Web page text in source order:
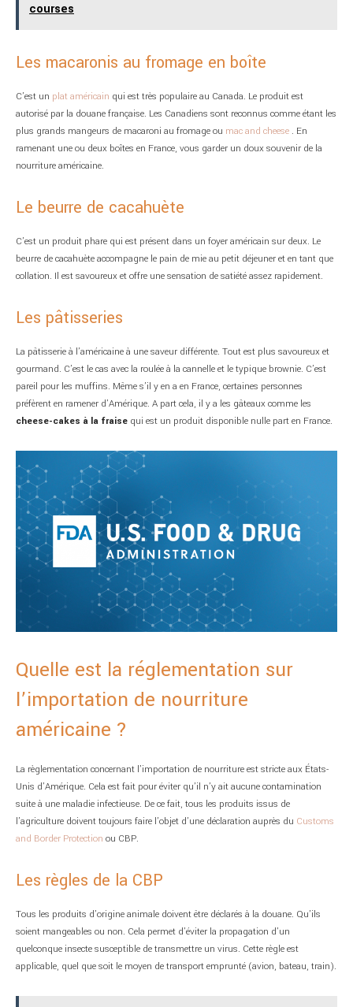
courses
Les macaronis au fromage en boîte
C’est un plat américain qui est très populaire au Canada. Le produit est
autorisé par la douane française. Les Canadiens sont reconnus comme étant les
plus grands mangeurs de macaroni au fromage ou mac and cheese . En
ramenant une ou deux boîtes en France, vous garder un doux souvenir de la
nourriture américaine.
Le beurre de cacahuète
C’est un produit phare qui est présent dans un foyer américain sur deux. Le
beurre de cacahuète accompagne le pain de mie au petit déjeuner et en tant que
collation. Il est savoureux et offre une sensation de satiété assez rapidement.
Les pâtisseries
La pâtisserie à l’américaine à une saveur différente. Tout est plus savoureux et
gourmand. C’est le cas avec la roulée à la cannelle et le typique brownie. C’est
pareil pour les muffins. Même s’il y en a en France, certaines personnes
préfèrent en ramener d’Amérique. A part cela, il y a les gâteaux comme les
cheese-cakes à la fraise qui est un produit disponible nulle part en France.
Quelle est la réglementation sur
l’importation de nourriture
américaine ?
La règlementation concernant l’importation de nourriture est stricte aux États-
Unis d’Amérique. Cela est fait pour éviter qu’il n’y ait aucune contamination
suite à une maladie infectieuse. De ce fait, tous les produits issus de
l’agriculture doivent toujours faire l’objet d’une déclaration auprès du Customs
and Border Protection ou CBP.
Les règles de la CBP
Tous les produits d’origine animale doivent être déclarés à la douane. Qu’ils
soient mangeables ou non. Cela permet d’éviter la propagation d’un
quelconque insecte susceptible de transmettre un virus. Cette règle est
applicable, quel que soit le moyen de transport emprunté (avion, bateau, train).